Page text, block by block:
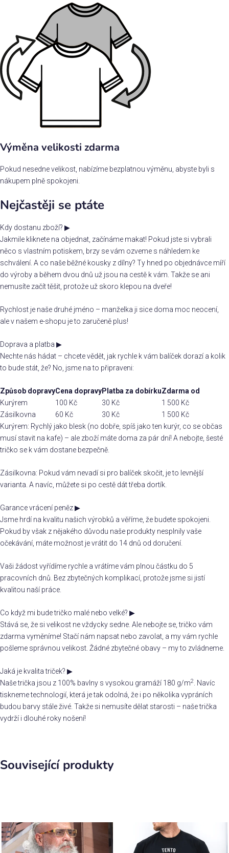
Výměna velikosti zdarma
Pokud nesedne velikost, nabízíme bezplatnou výměnu, abyste byli s
nákupem plně spokojeni.
Nejčastěji se ptáte
Kdy dostanu zboží? ▶
Jakmile kliknete na objednat, začínáme makat! Pokud jste si vybrali
něco s vlastním potiskem, brzy se vám ozveme s náhledem ke
schválení. A co naše běžné kousky z dílny? Ty hned po objednávce míří
do výroby a během dvou dnů už jsou na cestě k vám. Takže se ani
nemusíte začít těšit, protože už skoro klepou na dveře!
Rychlost je naše druhé jméno – manželka ji sice doma moc neocení,
ale v našem e-shopu je to zaručeně plus!
Doprava a platba ▶
Nechte nás hádat – chcete vědět, jak rychle k vám balíček dorazí a kolik
to bude stát, že? No, jsme na to připraveni:
Způsob dopravyCena dopravyPlatba za dobírkuZdarma od
Kurýrem
100 Kč 30 Kč
1 500 Kč
Zásilkovna
60 Kč 30 Kč
1 500 Kč
Kurýrem: Rychlý jako blesk (no dobře, spíš jako ten kurýr, co se občas
musí stavit na kafe) – ale zboží máte doma za pár dní! A nebojte, šesté
tričko se k vám dostane bezpečně.
Zásilkovna: Pokud vám nevadí si pro balíček skočit, je to levnější
varianta. A navíc, můžete si po cestě dát třeba dortík.
Garance vrácení peněz▶
Jsme hrdí na kvalitu našich výrobků a věříme, že budete spokojeni.
Pokud by však z nějakého důvodu naše produkty nesplnily vaše
očekávání, máte možnost je vrátit do 14 dnů od doručení.
Vaši žádost vyřídíme rychle a vrátíme vám plnou částku do 5
pracovních dnů. Bez zbytečných komplikací, protože jsme si jistí
kvalitou naší práce.
Co když mi bude tričko malé nebo velké? ▶
Stává se, že si velikost ne vždycky sedne. Ale nebojte se, tričko vám
zdarma vyměníme! Stačí nám napsat nebo zavolat, a my vám rychle
pošleme správnou velikost. Žádné zbytečné obavy – my to zvládneme.
Jaká je kvalita triček? ▶
Naše trička jsou z 100% bavlny s vysokou gramáží 180 g/m2
. Navíc
tiskneme technologií, která je tak odolná, že i po několika vypráních
budou barvy stále živé. Takže si nemusíte dělat starosti – naše trička
vydrží i dlouhé roky nošení!
Související produkty